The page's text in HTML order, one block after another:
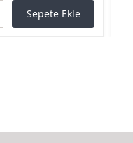
Sepete Ekle